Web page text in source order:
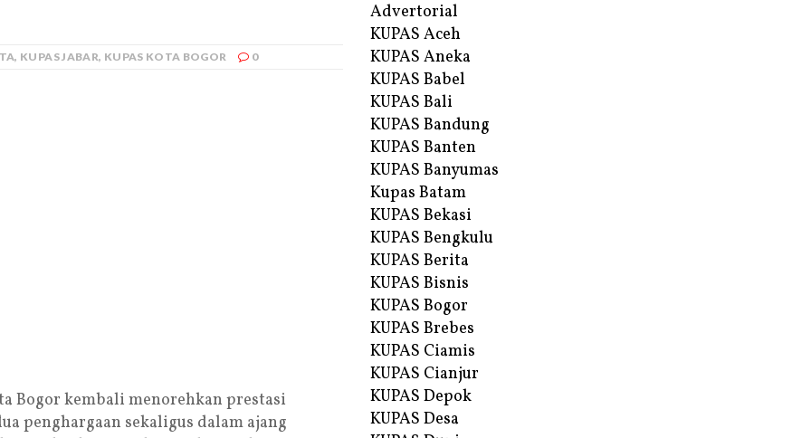
, KUPAS JABAR, KUPAS KOTA BOGOR 0
Bogor kembali menorehkan prestasi
penghargaan sekaligus dalam ajang
Advertorial
KUPAS Aceh
KUPAS Aneka
KUPAS Babel
KUPAS Bali
KUPAS Bandung
KUPAS Banten
KUPAS Banyumas
Kupas Batam
KUPAS Bekasi
KUPAS Bengkulu
KUPAS Berita
KUPAS Bisnis
KUPAS Bogor
KUPAS Brebes
KUPAS Ciamis
KUPAS Cianjur
KUPAS Depok
KUPAS Desa